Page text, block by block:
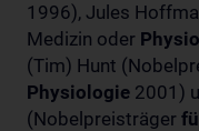
1996), Jules
Medizin oder
(Tim) Hunt
Physiologie 2001)
(Nobelpreisträger